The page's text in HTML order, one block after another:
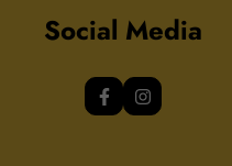
Social Media